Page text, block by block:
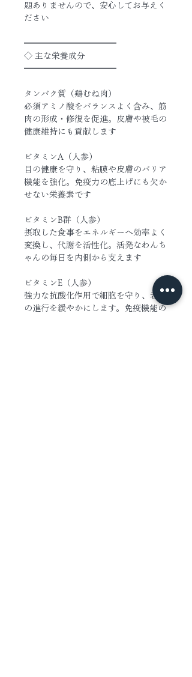
題ありませんので、安心してお与えく
ださい
━━━━━━━━━━━
◇ 主な栄養成分
━━━━━━━━━━━
タンパク質（鶏むね肉）
必須アミノ酸をバランスよく含み、筋
肉の形成・修復を促進。皮膚や被毛の
健康維持にも貢献します
ビタミンA（人参）
目の健康を守り、粘膜や皮膚のバリア
機能を強化。免疫力の底上げにも欠か
せない栄養素です
ビタミンB群（人参）
摂取した食事をエネルギーへ効率よく
変換し、代謝を活性化。活発なわんち
ゃんの毎日を内側から支えます
ビタミンE（人参）
強力な抗酸化作用で細胞を守り、老化
の進行を緩やかにします。免疫機能の